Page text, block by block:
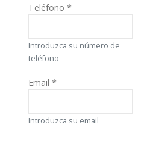
Teléfono *
Introduzca su número de
teléfono
Email *
Introduzca su email